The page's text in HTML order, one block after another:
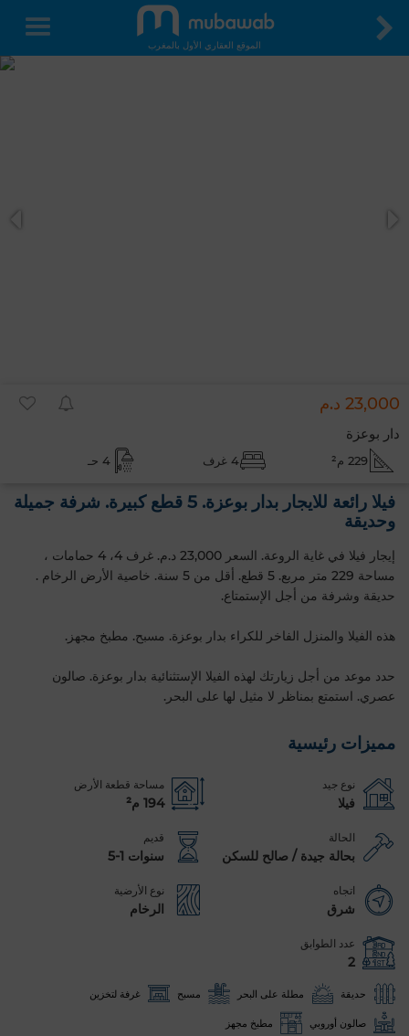
الموقع العقاري الأول بالمغرب
23,000 د.م
دار بوعزة
229 م² 4 غرف 4 حـ
فيلا رائعة للايجار بدار بوعزة. 5 قطع كبيرة. شرفة جميلة
وحديقة
إيجار فيلا في غاية الروعة. السعر 23,000 د.م. غرف 4، 4 حمامات ،
مساحة 229 متر مربع. 5 قطع. أقل من 5 سنة. خاصية الأرض الرخام .
حديقة وشرفة من أجل الإستمتاع.
هذه الفيلا والمنزل الفاخر للكراء بدار بوعزة. مسبح. مطبخ مجهز.
حدد موعد من أجل زيارتك لهذه الفيلا الإستثنائية بدار بوعزة. صالون
عصري. استمتع بمناظر لا مثيل لها على البحر.
مميزات رئيسية
نوع جيد
فيلا
مساحة قطعة الأرض
194 م²
الحالة
بحالة جيدة / صالح للسكن
قديم
سنوات 1-5
اتجاه
شرق
نوع الأرضية
الرخام
عدد الطوابق
2
حديقة مطلة على البحر مسبح غرفة لتخزين
صالون أوروبي مطبخ مجهز